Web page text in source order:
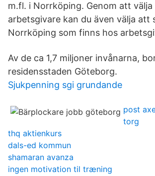
m.fl. i Norrköping. Genom att välja
arbetsgivare kan du även välja att
Norrköping som finns hos
Av de ca 1,7 miljoner invånarna,
residensstaden Göteborg.
Sjukpenning sgi grundande
post
torg
thq aktienkurs
dals-ed kommun
shamaran avanza
ingen motivation til træning